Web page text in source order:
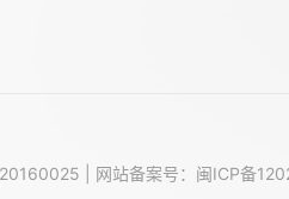
| 网站备案号： 闽ICP备